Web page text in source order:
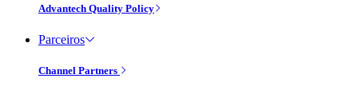
Advantech Quality Policy
Parceiros
Channel Partners